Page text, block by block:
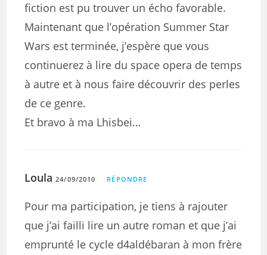
fiction est pu trouver un écho favorable.
Maintenant que l’opération Summer Star
Wars est terminée, j’espère que vous
continuerez à lire du space opera de temps
à autre et à nous faire découvrir des perles
de ce genre.
Et bravo à ma Lhisbei…
Loula 24/09/2010 RÉPONDRE
Pour ma participation, je tiens à rajouter
que j’ai failli lire un autre roman et que j’ai
emprunté le cycle d4aldébaran à mon frère